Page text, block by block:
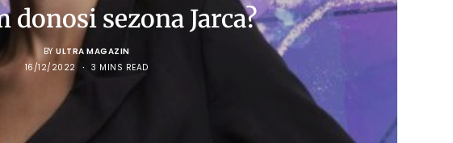
donosi sezona Jarca?
BY ULTRA MAGAZIN
16/12/2022
3 MINS READ